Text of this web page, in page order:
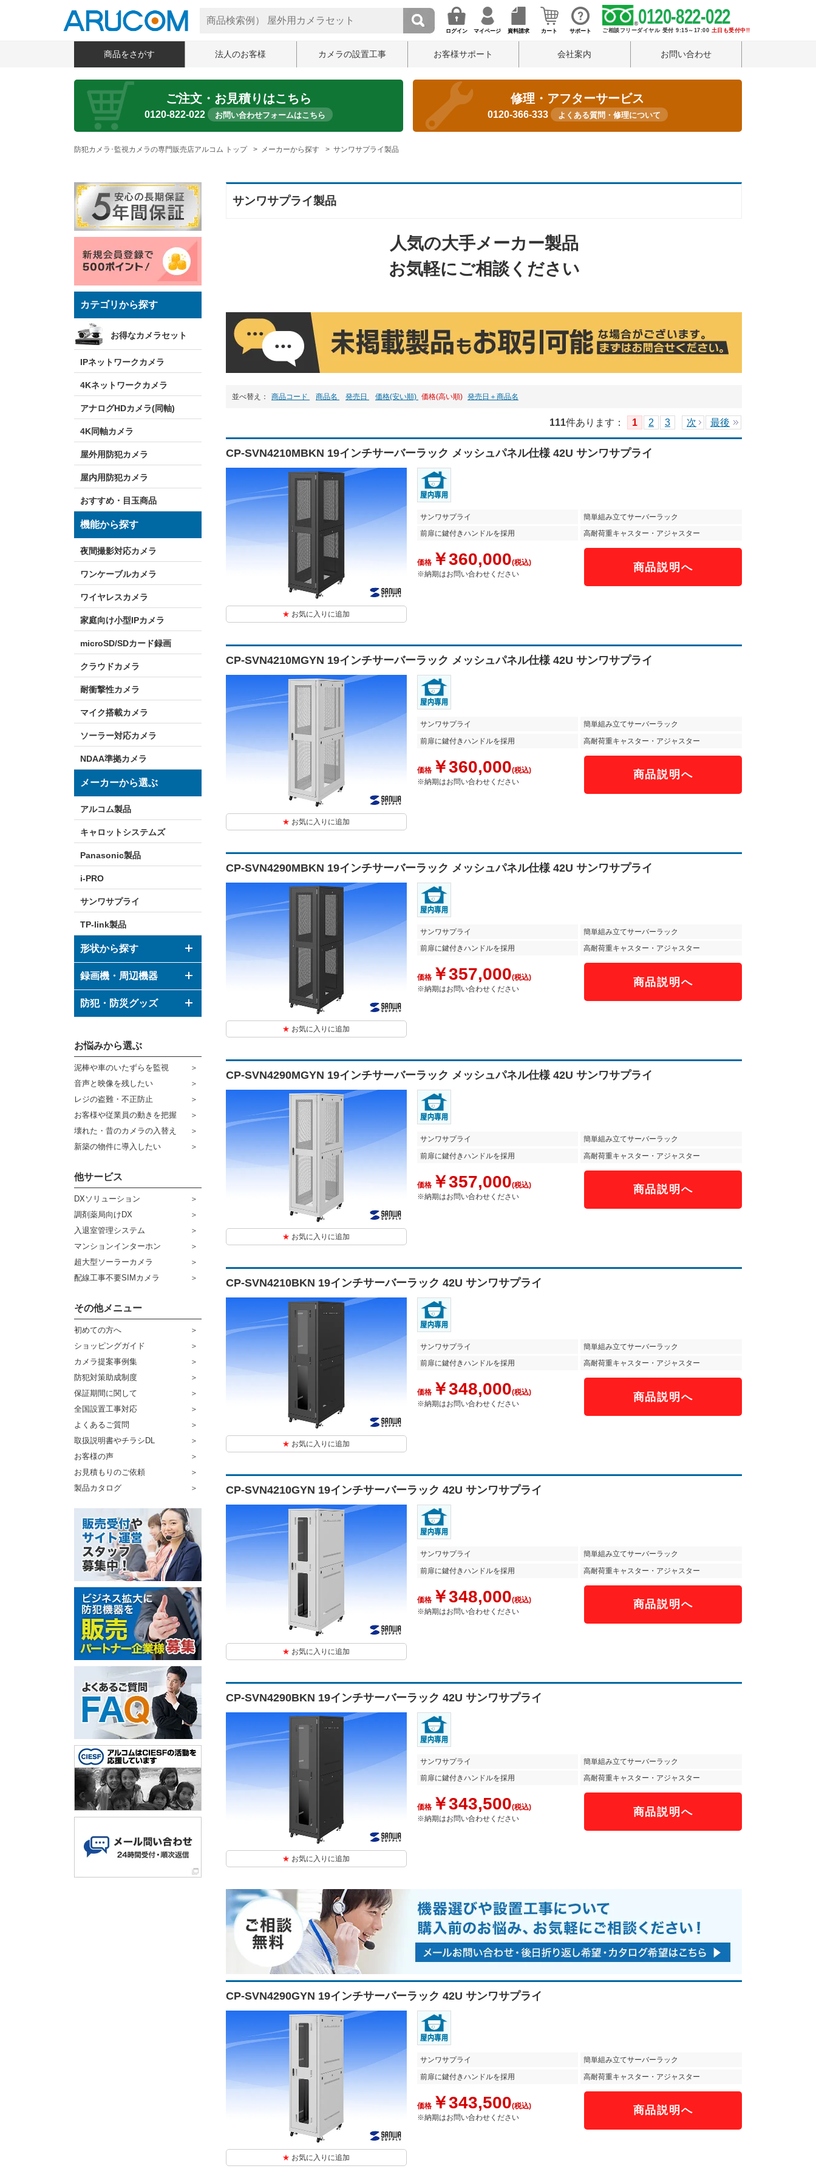
ログイン マイページ 資料請求 カート サポート
0120-822-022
ご相談フリーダイヤル 受付 9:15～17:00 土日も受付中!!
商品をさがす 法人のお客様 カメラの設置工事 お客様サポート 会社案内 お問い合わせ
ご注文・お見積りはこちら
0120-822-022 お問い合わせフォームはこちら
修理・アフターサービス
0120-366-333 よくある質問・修理について
防犯カメラ･監視カメラの専門販売店アルコム トップ メーカーから探す サンワサプライ製品
カテゴリから探す
お得なカメラセット
IPネットワークカメラ
4Kネットワークカメラ
アナログHDカメラ(同軸)
4K同軸カメラ
屋外用防犯カメラ
屋内用防犯カメラ
おすすめ・目玉商品
機能から探す
夜間撮影対応カメラ
ワンケーブルカメラ
ワイヤレスカメラ
家庭向け小型IPカメラ
microSD/SDカード録画
クラウドカメラ
耐衝撃性カメラ
マイク搭載カメラ
ソーラー対応カメラ
NDAA準拠カメラ
メーカーから選ぶ
アルコム製品
キャロットシステムズ
Panasonic製品
i-PRO
サンワサプライ
TP-link製品
形状から探す
ドーム型カメラ
ボックス型カメラ
その他形状のカメラ
録画機・周辺機器
デジタルレコーダー
ハウジング
ブラケット
ケーブル
コネクター
その他周辺機器
防犯・防災グッズ
防災グッズ
センサーライト・アラーム
防犯ステッカー
宅配ボックス
販売終了商品
お悩みから選ぶ
泥棒や車のいたずらを監視
音声と映像を残したい
レジの盗難・不正防止
お客様や従業員の動きを把握
壊れた・昔のカメラの入替え
新築の物件に導入したい
他サービス
DXソリューション
調剤薬局向けDX
入退室管理システム
マンションインターホン
超大型ソーラーカメラ
配線工事不要SIMカメラ
その他メニュー
初めての方へ
ショッピングガイド
カメラ提案事例集
防犯対策助成制度
保証期間に関して
全国設置工事対応
よくあるご質問
取扱説明書やチラシDL
お客様の声
お見積もりのご依頼
製品カタログ
サンワサプライ製品
人気の大手メーカー製品
お気軽にご相談ください
並べ替え： 商品コード 商品名 発売日 価格(安い順) 価格(高い順) 発売日＋商品名
111件あります ： 1 2 3 次 最後
CP-SVN4210MBKN 19インチサーバーラック メッシュパネル仕様 42U サンワサプライ
お気に入りに追加
サンワサプライ
簡単組み立てサーバーラック
前扉に鍵付きハンドルを採用
高耐荷重キャスター・アジャスター
価格￥360,000(税込)
※納期はお問い合わせください
商品説明へ
CP-SVN4210MGYN 19インチサーバーラック メッシュパネル仕様 42U サンワサプライ
お気に入りに追加
サンワサプライ
簡単組み立てサーバーラック
前扉に鍵付きハンドルを採用
高耐荷重キャスター・アジャスター
価格￥360,000(税込)
※納期はお問い合わせください
商品説明へ
CP-SVN4290MBKN 19インチサーバーラック メッシュパネル仕様 42U サンワサプライ
お気に入りに追加
サンワサプライ
簡単組み立てサーバーラック
前扉に鍵付きハンドルを採用
高耐荷重キャスター・アジャスター
価格￥357,000(税込)
※納期はお問い合わせください
商品説明へ
CP-SVN4290MGYN 19インチサーバーラック メッシュパネル仕様 42U サンワサプライ
お気に入りに追加
サンワサプライ
簡単組み立てサーバーラック
前扉に鍵付きハンドルを採用
高耐荷重キャスター・アジャスター
価格￥357,000(税込)
※納期はお問い合わせください
商品説明へ
CP-SVN4210BKN 19インチサーバーラック 42U サンワサプライ
お気に入りに追加
サンワサプライ
簡単組み立てサーバーラック
前扉に鍵付きハンドルを採用
高耐荷重キャスター・アジャスター
価格￥348,000(税込)
※納期はお問い合わせください
商品説明へ
CP-SVN4210GYN 19インチサーバーラック 42U サンワサプライ
お気に入りに追加
サンワサプライ
簡単組み立てサーバーラック
前扉に鍵付きハンドルを採用
高耐荷重キャスター・アジャスター
価格￥348,000(税込)
※納期はお問い合わせください
商品説明へ
CP-SVN4290BKN 19インチサーバーラック 42U サンワサプライ
お気に入りに追加
サンワサプライ
簡単組み立てサーバーラック
前扉に鍵付きハンドルを採用
高耐荷重キャスター・アジャスター
価格￥343,500(税込)
※納期はお問い合わせください
商品説明へ
CP-SVN4290GYN 19インチサーバーラック 42U サンワサプライ
お気に入りに追加
サンワサプライ
簡単組み立てサーバーラック
前扉に鍵付きハンドルを採用
高耐荷重キャスター・アジャスター
価格￥343,500(税込)
※納期はお問い合わせください
商品説明へ